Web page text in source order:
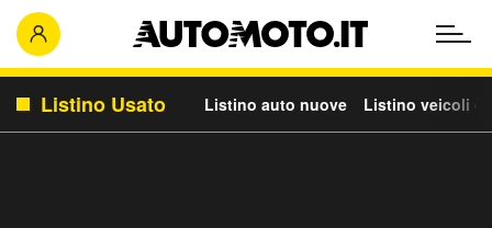
Listino Usato Listino auto nuove Listino veicoli